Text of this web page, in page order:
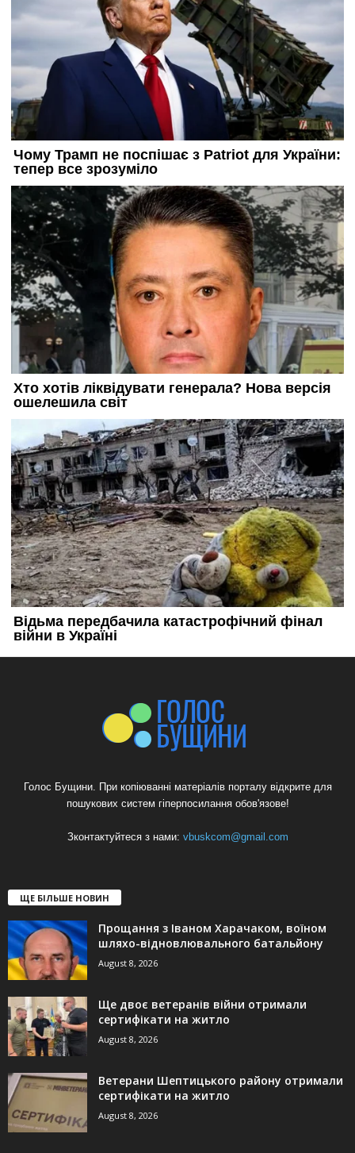
Голос Бущини. При копіюванні матеріалів порталу відкрите для
пошукових систем гіперпосилання обов'язове!
Зконтактуйтеся з нами: vbuskcom@gmail.com
ЩЕ БІЛЬШЕ НОВИН
Прощання з Іваном Харачаком, воїном
шляхо-відновлювального батальйону
August 8, 2026
Ще двоє ветеранів війни отримали
сертифікати на житло
August 8, 2026
Ветерани Шептицького району отримали
сертифікати на житло
August 8, 2026